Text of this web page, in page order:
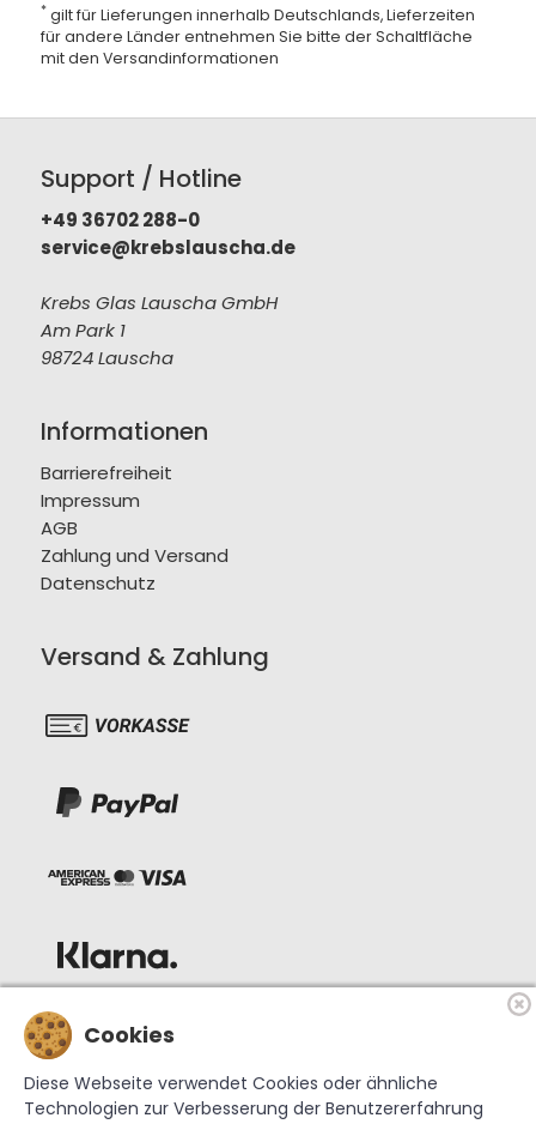
*gilt für Lieferungen innerhalb Deutschlands, Lieferzeiten
für andere Länder entnehmen Sie bitte der Schaltfläche
mit den Versandinformationen
Support / Hotline
+49 36702 288-0
service@krebslauscha.de
Krebs Glas Lauscha GmbH
Am Park 1
98724 Lauscha
Informationen
Barrierefreiheit
Impressum
AGB
Zahlung und Versand
Datenschutz
Versand & Zahlung
Cookies
Diese Webseite verwendet Cookies oder ähnliche
Technologien zur Verbesserung der Benutzererfahrung